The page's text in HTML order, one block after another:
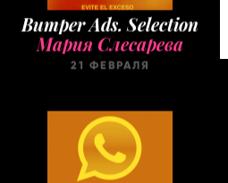
Bumper Ads. Selection
Мария Слесарева
21 ФЕВРАЛЯ